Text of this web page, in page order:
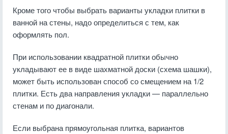
Кроме того чтобы выбрать варианты укладки плитки в
ванной на стены, надо определиться с тем, как
оформлять пол.
При использовании квадратной плитки обычно
укладывают ее в виде шахматной доски (схема шашки),
может быть использован способ со смещением на 1/2
плитки. Есть два направления укладки — параллельно
стенам и по диагонали.
Если выбрана прямоугольная плитка, вариантов